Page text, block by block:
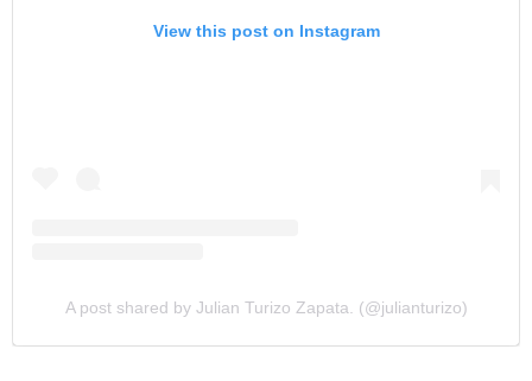
View this post on Instagram
A post shared by Julian Turizo Zapata. (@julianturizo)